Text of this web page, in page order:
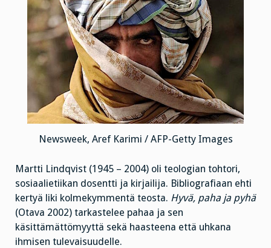
Newsweek, Aref Karimi / AFP-Getty Images
Martti Lindqvist (1945 – 2004) oli teologian tohtori,
sosiaalietiikan dosentti ja kirjailija. Bibliografiaan ehti
kertyä liki kolmekymmentä teosta. Hyvä, paha ja pyhä
(Otava 2002) tarkastelee pahaa ja sen
käsittämättömyyttä sekä haasteena että uhkana
ihmisen tulevaisuudelle.